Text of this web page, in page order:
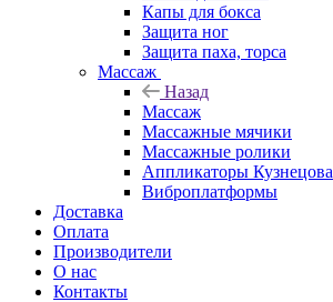
Капы для бокса
Защита ног
Защита паха, торса
Массаж
Назад
Массаж
Массажные мячики
Массажные ролики
Аппликаторы Кузнецова
Виброплатформы
Доставка
Оплата
Производители
О нас
Контакты